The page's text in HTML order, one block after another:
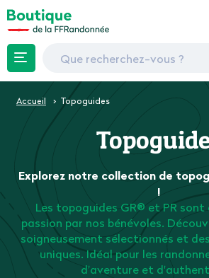
Accueil Topoguides
Explorez notre collection de
!
Les topoguides GR® et PR sont
passion par nos bénévoles.
soigneusement sélectionnés et
uniques. Idéal pour les
d'aventure et